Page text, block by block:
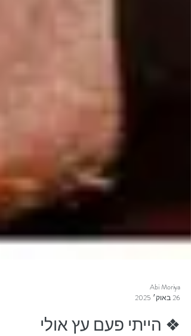
Abi Moriya
26 באוק׳ 2025